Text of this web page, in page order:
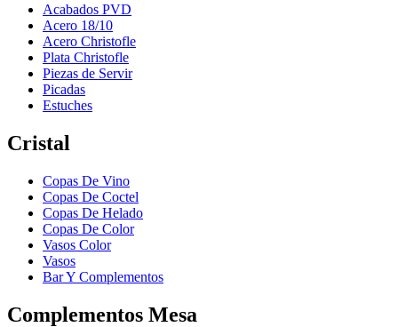
Acabados PVD
Acero 18/10
Acero Christofle
Plata Christofle
Piezas de Servir
Picadas
Estuches
Cristal
Copas De Vino
Copas De Coctel
Copas De Helado
Copas De Color
Vasos Color
Vasos
Bar Y Complementos
Complementos Mesa